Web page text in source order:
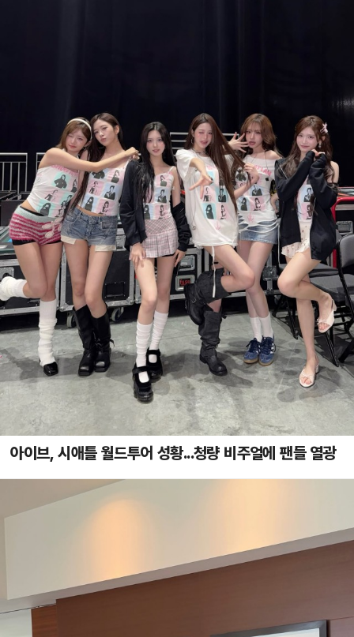
아이브, 시애틀 월드투어 성황...청량 비주얼에 팬들 열광